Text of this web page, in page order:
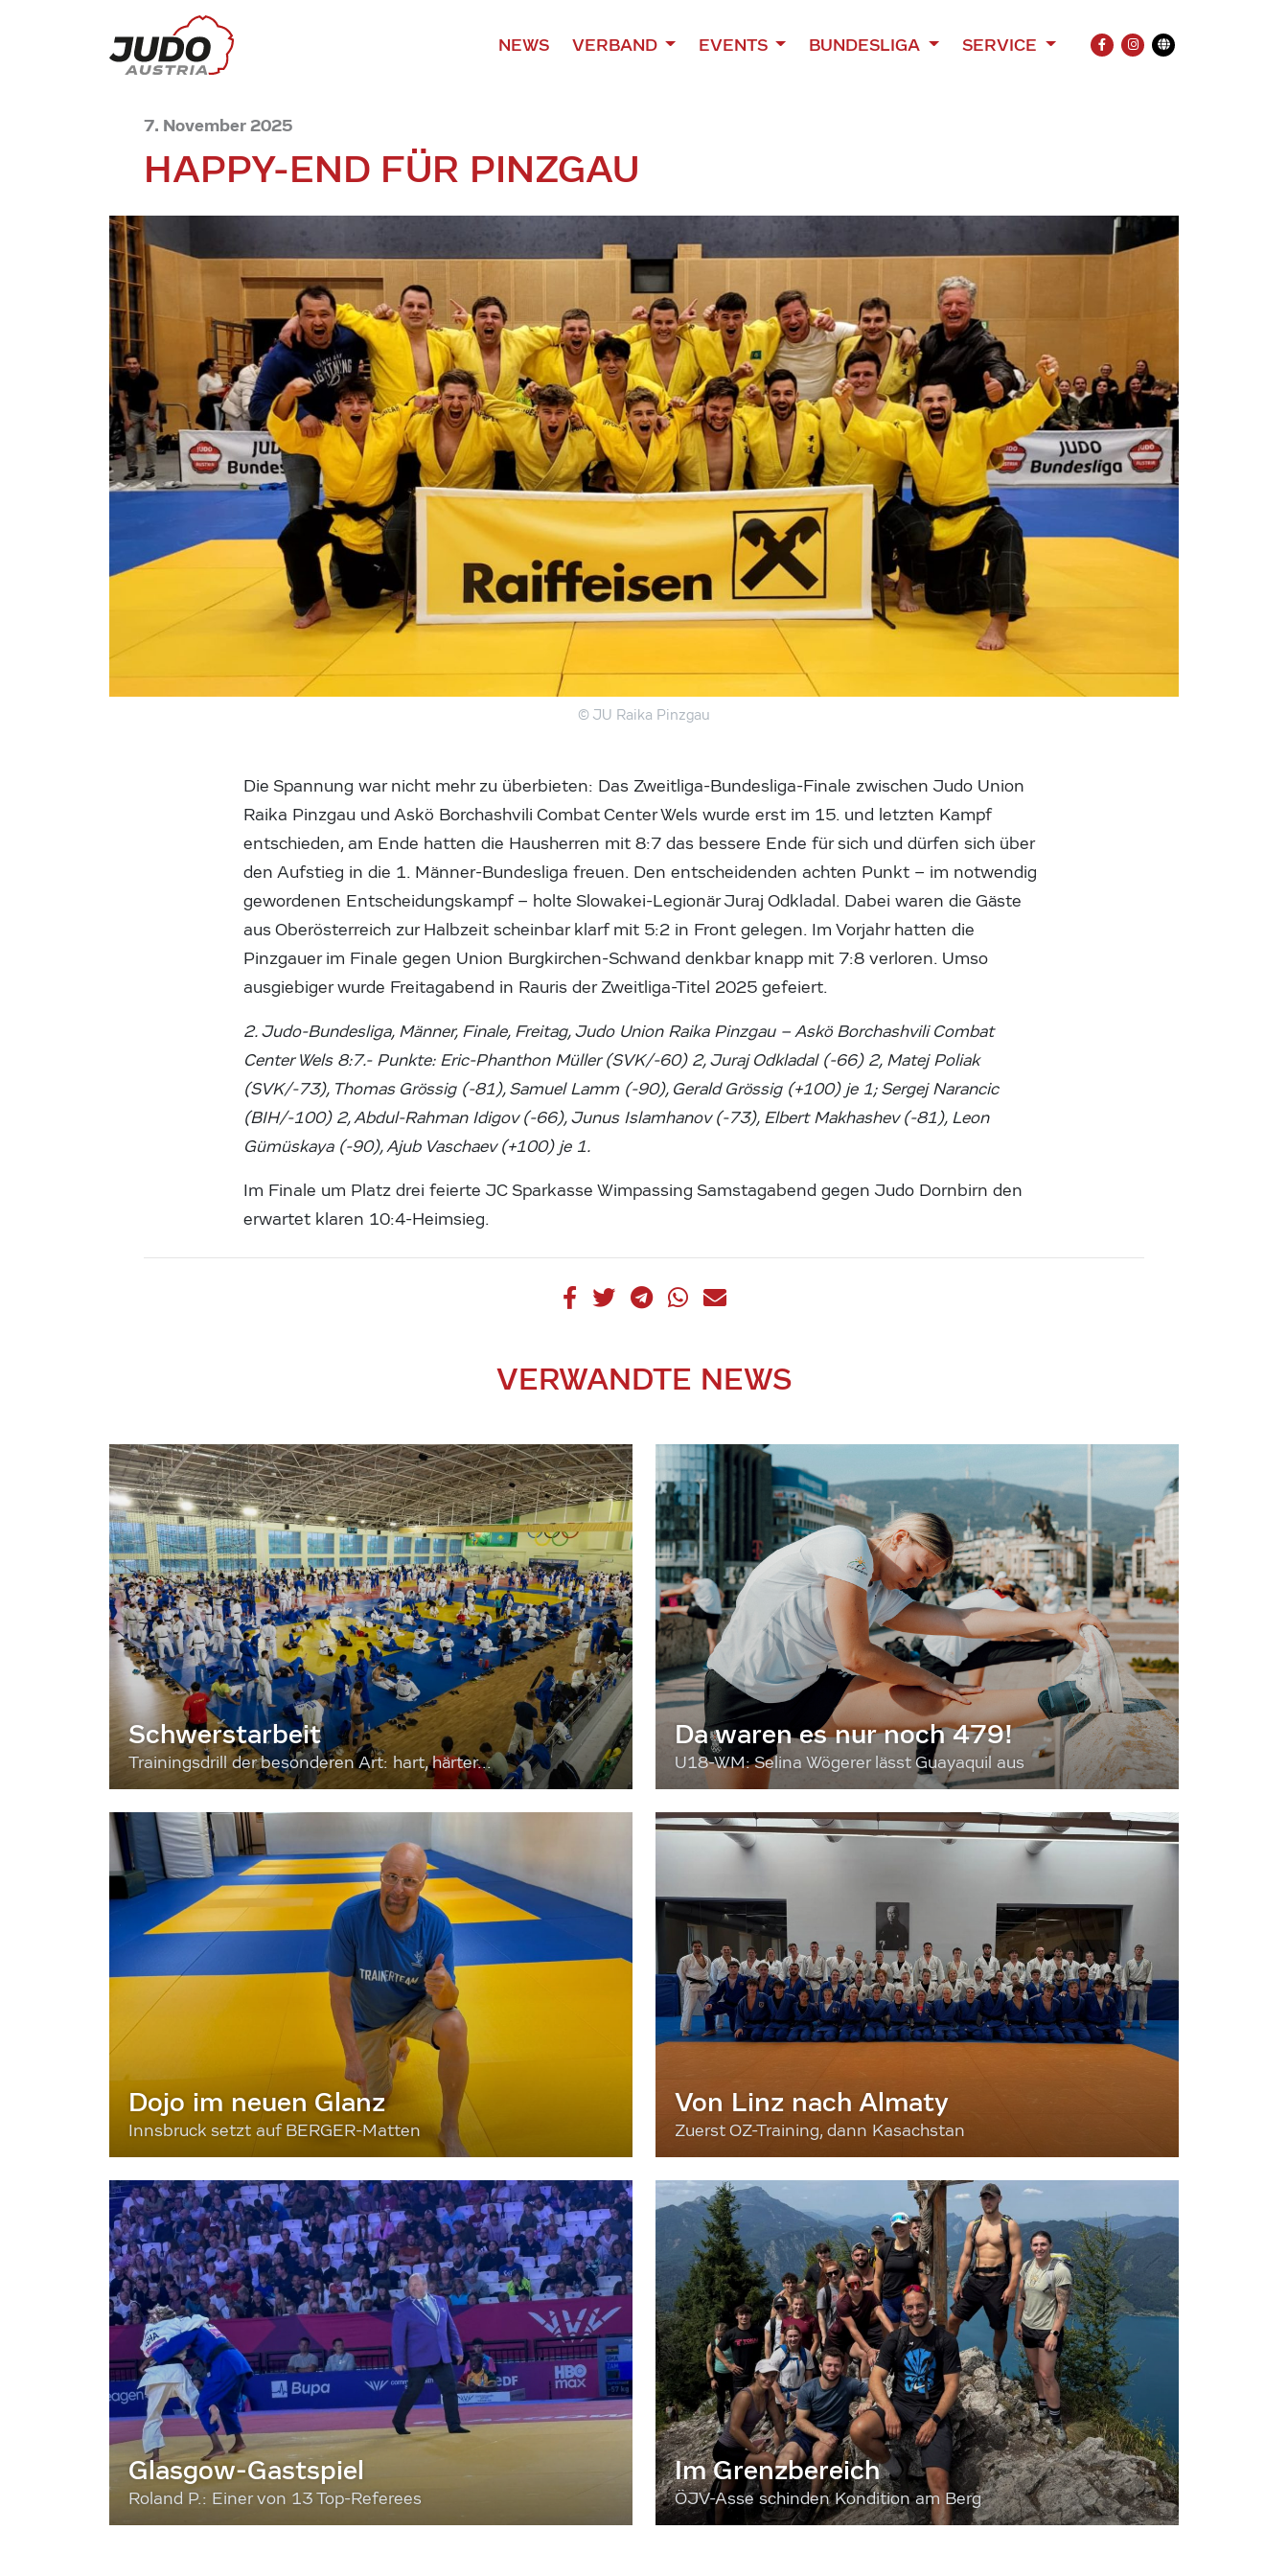
NEWS VERBAND EVENTS BUNDESLIGA SERVICE
FACEBOOK
INSTAGRAM
Übersetzung
7. November 2025
HAPPY-END FÜR PINZGAU
© JU Raika Pinzgau
Die Spannung war nicht mehr zu überbieten: Das Zweitliga-Bundesliga-Finale zwischen Judo Union
Raika Pinzgau und Askö Borchashvili Combat Center Wels wurde erst im 15. und letzten Kampf
entschieden, am Ende hatten die Hausherren mit 8:7 das bessere Ende für sich und dürfen sich über
den Aufstieg in die 1. Männer-Bundesliga freuen. Den entscheidenden achten Punkt – im notwendig
gewordenen Entscheidungskampf – holte Slowakei-Legionär Juraj Odkladal. Dabei waren die Gäste
aus Oberösterreich zur Halbzeit scheinbar klarf mit 5:2 in Front gelegen. Im Vorjahr hatten die
Pinzgauer im Finale gegen Union Burgkirchen-Schwand denkbar knapp mit 7:8 verloren. Umso
ausgiebiger wurde Freitagabend in Rauris der Zweitliga-Titel 2025 gefeiert.
2. Judo-Bundesliga, Männer, Finale, Freitag, Judo Union Raika Pinzgau – Askö Borchashvili Combat
Center Wels 8:7.- Punkte: Eric-Phanthon Müller (SVK/-60) 2, Juraj Odkladal (-66) 2, Matej Poliak
(SVK/-73), Thomas Grössig (-81), Samuel Lamm (-90), Gerald Grössig (+100) je 1; Sergej Narancic
(BIH/-100) 2, Abdul-Rahman Idigov (-66), Junus Islamhanov (-73), Elbert Makhashev (-81), Leon
Gümüskaya (-90), Ajub Vaschaev (+100) je 1.
Im Finale um Platz drei feierte JC Sparkasse Wimpassing Samstagabend gegen Judo Dornbirn den
erwartet klaren 10:4-Heimsieg.
VERWANDTE NEWS
Schwerstarbeit
Trainingsdrill der besonderen Art: hart, härter...
Da waren es nur noch 479!
U18-WM: Selina Wögerer lässt Guayaquil aus
Dojo im neuen Glanz
Innsbruck setzt auf BERGER-Matten
Von Linz nach Almaty
Zuerst OZ-Training, dann Kasachstan
Glasgow-Gastspiel
Roland P.: Einer von 13 Top-Referees
Im Grenzbereich
ÖJV-Asse schinden Kondition am Berg